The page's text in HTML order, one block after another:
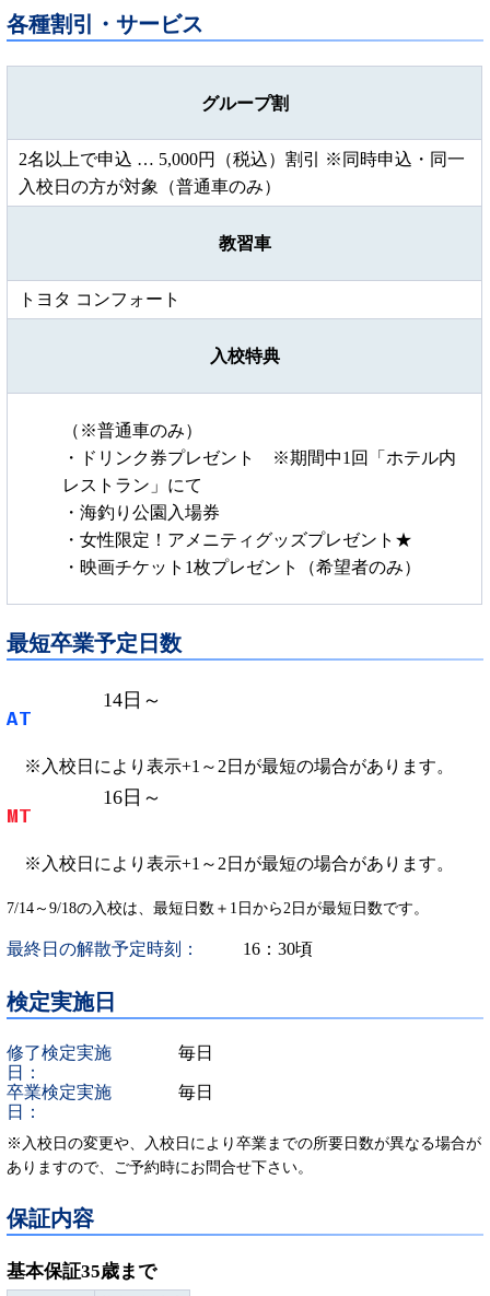
各種割引・サービス
グループ割
2名以上で申込 … 5,000円（税込）割引 ※同時申込・同一
入校日の方が対象（普通車のみ）
教習車
トヨタ コンフォート
入校特典
（※普通車のみ）
・ドリンク券プレゼント ※期間中1回「ホテル内
レストラン」にて
・海釣り公園入場券
・女性限定！アメニティグッズプレゼント★
・映画チケット1枚プレゼント（希望者のみ）
最短卒業予定日数
AT
14 日～
※入校日により表示+1～2日が最短の場合があります。
MT
16 日～
※入校日により表示+1～2日が最短の場合があります。
7/14～9/18の入校は、最短日数＋1日から2日が最短日数です。
最終日の解散予定時刻： 16：30頃
検定実施日
修了検定実施
日：
毎日
卒業検定実施
日：
毎日
※入校日の変更や、入校日により卒業までの所要日数が異なる場合が
ありますので、ご予約時にお問合せ下さい。
保証内容
基本保証35歳まで